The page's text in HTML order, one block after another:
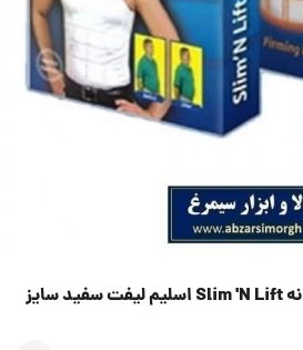
گن و زیرپوش لاغری مردانه Slim 'N Lift اسلیم لیفت سفید سایز